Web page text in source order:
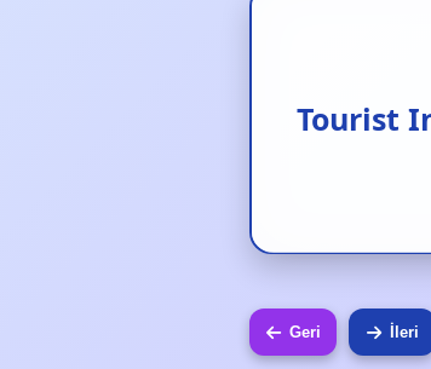
Tourist
Turist
Geri İleri